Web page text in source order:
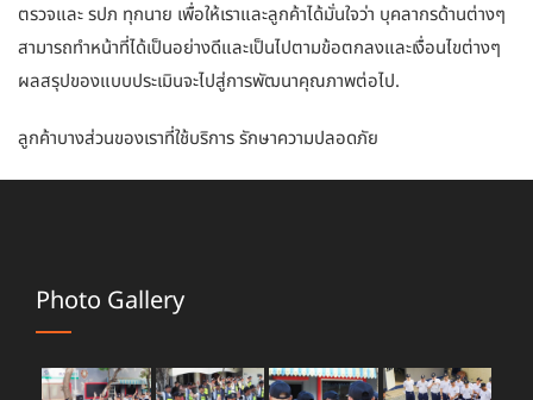
ตรวจและ รปภ ทุกนาย เพื่อให้เราและลูกค้าได้มั่นใจว่า บุคลากรด้านต่างๆ
สามารถทำหน้าที่ได้เป็นอย่างดีและเป็นไปตามข้อตกลงและเงื่อนไขต่างๆ
ผลสรุปของแบบประเมินจะไปสู่การพัฒนาคุณภาพต่อไป.
ลูกค้าบางส่วนของเราที่ใช้บริการ รักษาความปลอดภัย
Photo Gallery